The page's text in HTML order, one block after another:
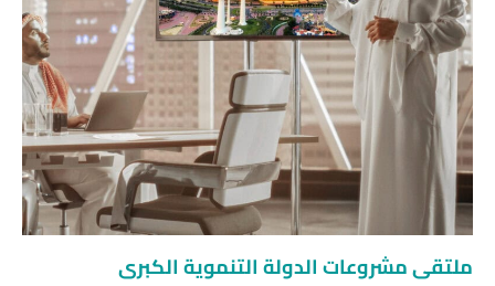
ملتقى مشروعات الدولة التنموية الكبرى